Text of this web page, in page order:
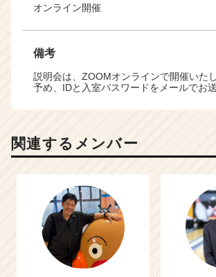
オンライン開催
備考
説明会は、ZOOMオンラインで開催いた
予め、IDと入室パスワードをメールでお送
関連するメンバー